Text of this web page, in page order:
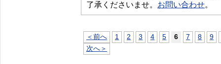
了承くださいませ。 お問い合わせ。
＜前へ 1 2 3 4 5 6 7 8
9
次へ＞